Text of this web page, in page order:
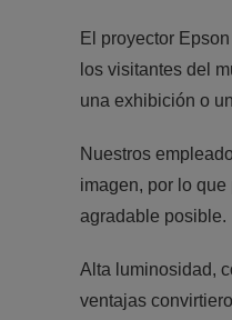
El proyector
los visitantes del
una exhibición o
Nuestros
imagen, por lo
agradable posible.
Alta luminosidad,
ventajas